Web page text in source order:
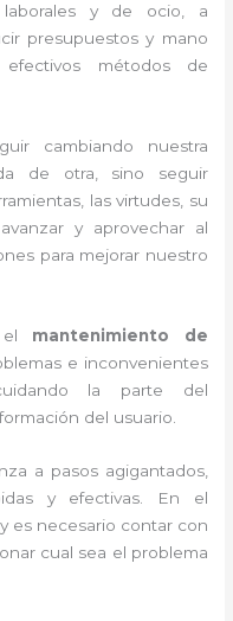
y de ocio, a
presupuestos y mano
métodos de
cambiando nuestra
de otra, sino seguir
las virtudes, su
y aprovechar al
para mejorar nuestro
el mantenimiento de
e inconvenientes
la parte del
del usuario.
a pasos agigantados,
y efectivas . En el
es necesario contar con
cual sea el problema